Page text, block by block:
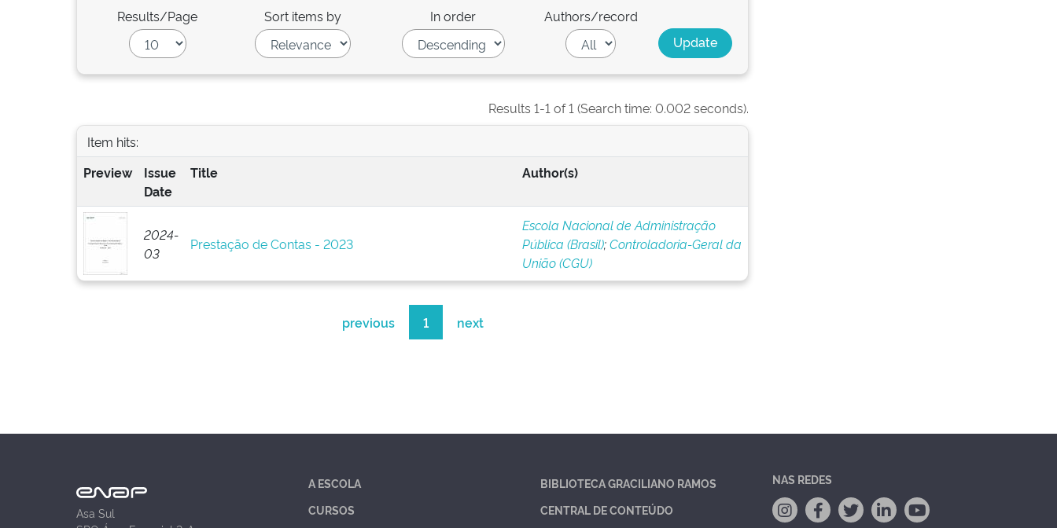
Results/Page Sort items by In order Authors/record
Results 1-1 of 1 (Search time: 0.002 seconds).
Item hits:
Preview
Issue
Date
Title Author(s)
2024-
03
Prestação de Contas - 2023
Escola Nacional de Administração
Pública (Brasil);Controladoria-Geral da
União (CGU)
previous 1 next
Asa Sul
A ESCOLA
CURSOS
BIBLIOTECA GRACILIANO RAMOS
CENTRAL DE CONTEÚDO
NAS REDES